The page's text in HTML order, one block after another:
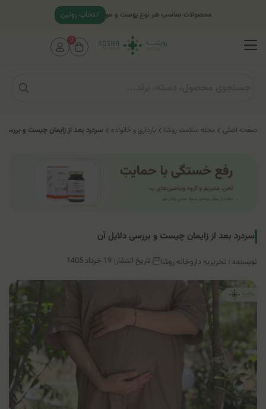
صفحه اصلی مجله سلامت روشا بارداری و خانواده سردرد بعد از زایمان چیست و بررسی
سردرد بعد از زایمان چیست و بررسی دلایل آن
نویسنده : تحریریه داروخانه روشا تاریخ انتشار: 19 خرداد 1405
محصولات مناسب هر نوع پوست و مو انتخاب روتین
0